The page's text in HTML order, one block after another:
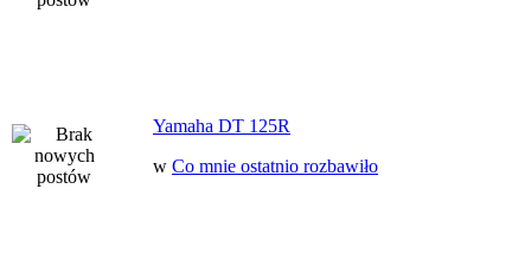
Yamaha DT 125R
w Co mnie ostatnio rozbawiło